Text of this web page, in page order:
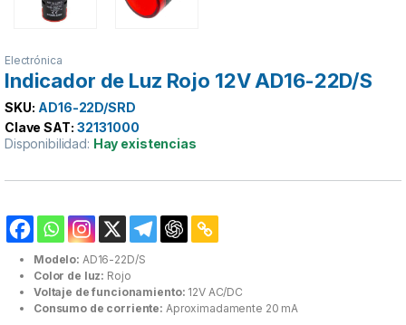
Electrónica
Indicador de Luz Rojo 12V AD16-22D/S
SKU: AD16-22D/SRD
Clave SAT: 32131000
Disponibilidad: Hay existencias
Modelo: AD16-22D/S
Color de luz: Rojo
Voltaje de funcionamiento: 12V AC/DC
Consumo de corriente: Aproximadamente 20 mA